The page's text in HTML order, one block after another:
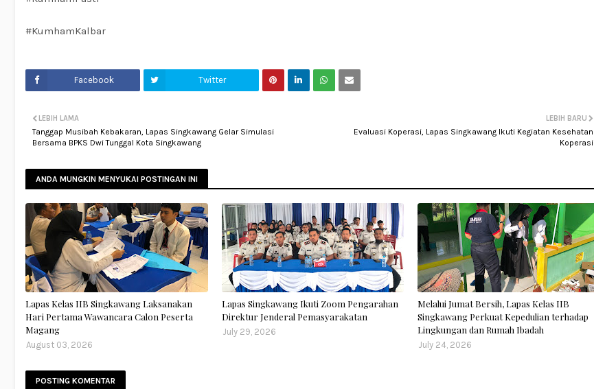
#KumhamKalbar
Facebook Twitter
LEBIH BARU
Evaluasi Koperasi, Lapas Singkawang Ikuti Kegiatan Kesehatan
Koperasi
LEBIH LAMA
Tanggap Musibah Kebakaran, Lapas Singkawang Gelar Simulasi
Bersama BPKS Dwi Tunggal Kota Singkawang
ANDA MUNGKIN MENYUKAI POSTINGAN INI
Lapas Kelas IIB Singkawang Laksanakan
Hari Pertama Wawancara Calon Peserta
Magang
August 03, 2026
Lapas Singkawang Ikuti Zoom Pengarahan
Direktur Jenderal Pemasyarakatan
July 29, 2026
Melalui Jumat Bersih, Lapas Kelas IIB
Singkawang Perkuat Kepedulian terhadap
Lingkungan dan Rumah Ibadah
July 24, 2026
POSTING KOMENTAR